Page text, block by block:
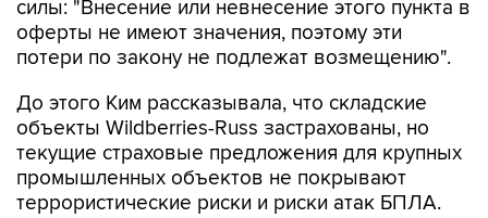
силы: "Внесение или невнесение этого пункта в
оферты не имеют значения, поэтому эти
потери по закону не подлежат возмещению".
До этого Ким рассказывала, что складские
объекты Wildberries-Russ застрахованы, но
текущие страховые предложения для крупных
промышленных объектов не покрывают
террористические риски и риски атак БПЛА.